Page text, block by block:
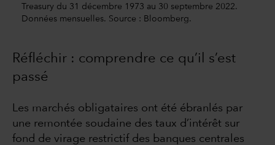
Treasury du 31 décembre 1973 au 30 septembre 2022.
Données mensuelles. Source : Bloomberg.
Réfléchir : comprendre ce qu’il s’est
passé
Les marchés obligataires ont été ébranlés par
une remontée soudaine des taux d’intérêt sur
fond de virage restrictif des banques centrales